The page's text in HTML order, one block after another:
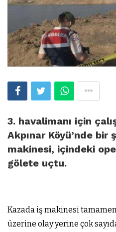
3. havalimanı için
Akpınar Köyü’nde bir
makinesi, içindeki
gölete uçtu.
Kazada iş makinesi
üzerine olay yerine çok